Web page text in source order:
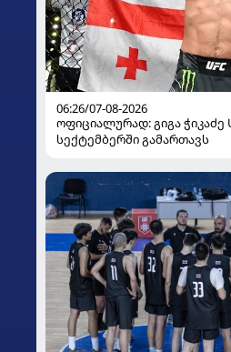
06:26/07-08-2026
ოფიციალურად: გიგა ჭიკაძე
სექტემბერში გამართავს